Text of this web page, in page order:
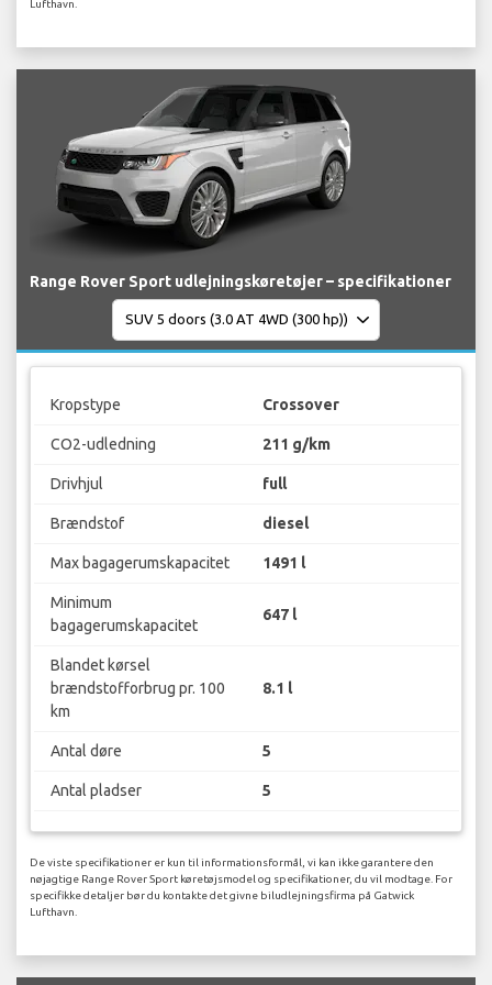
Lufthavn.
Range Rover Sport udlejningskøretøjer – specifikationer
Kropstype Crossover
CO2-udledning 211 g/km
Drivhjul full
Brændstof diesel
Max bagagerumskapacitet 1491 l
Minimum
bagagerumskapacitet
647 l
Blandet kørsel
brændstofforbrug pr. 100
km
8.1 l
Antal døre 5
Antal pladser 5
De viste specifikationer er kun til informationsformål, vi kan ikke garantere den
nøjagtige Range Rover Sport køretøjsmodel og specifikationer, du vil modtage. For
specifikke detaljer bør du kontakte det givne biludlejningsfirma på Gatwick
Lufthavn.